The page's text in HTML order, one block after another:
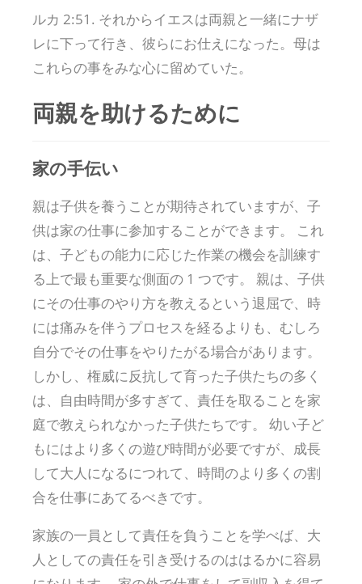
ルカ 2:51. それからイエスは両親と一緒にナザ
レに下って行き、彼らにお仕えになった。母は
これらの事をみな心に留めていた。
両親を助けるために
家の手伝い
親は子供を養うことが期待されていますが、子
供は家の仕事に参加することができます。 これ
は、子どもの能力に応じた作業の機会を訓練す
る上で最も重要な側面の 1 つです。 親は、子供
にその仕事のやり方を教えるという退屈で、時
には痛みを伴うプロセスを経るよりも、むしろ
自分でその仕事をやりたがる場合があります。
しかし、権威に反抗して育った子供たちの多く
は、自由時間が多すぎて、責任を取ることを家
庭で教えられなかった子供たちです。 幼い子ど
もにはより多くの遊び時間が必要ですが、成長
して大人になるにつれて、時間のより多くの割
合を仕事にあてるべきです。
家族の一員として責任を負うことを学べば、大
人としての責任を引き受けるのははるかに容易